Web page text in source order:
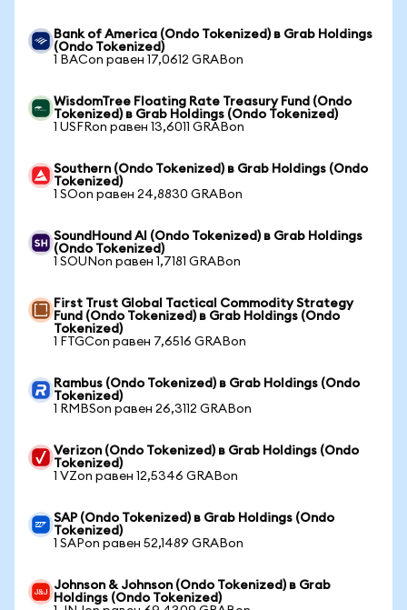
Bank of America (Ondo Tokenized) в Grab Holdings
(Ondo Tokenized)
1 BACon равен 17,0612 GRABon
WisdomTree Floating Rate Treasury Fund (Ondo
Tokenized) в Grab Holdings (Ondo Tokenized)
1 USFRon равен 13,6011 GRABon
Southern (Ondo Tokenized) в Grab Holdings (Ondo
Tokenized)
1 SOon равен 24,8830 GRABon
SoundHound AI (Ondo Tokenized) в Grab Holdings
(Ondo Tokenized)
1 SOUNon равен 1,7181 GRABon
First Trust Global Tactical Commodity Strategy
Fund (Ondo Tokenized) в Grab Holdings (Ondo
Tokenized)
1 FTGCon равен 7,6516 GRABon
Rambus (Ondo Tokenized) в Grab Holdings (Ondo
Tokenized)
1 RMBSon равен 26,3112 GRABon
Verizon (Ondo Tokenized) в Grab Holdings (Ondo
Tokenized)
1 VZon равен 12,5346 GRABon
SAP (Ondo Tokenized) в Grab Holdings (Ondo
Tokenized)
1 SAPon равен 52,1489 GRABon
Johnson & Johnson (Ondo Tokenized) в Grab
Holdings (Ondo Tokenized)